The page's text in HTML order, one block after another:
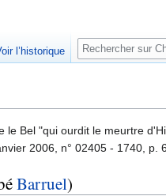
Bel "qui ourdit le meurtre
2006, n° 02405 - 1740, p.
Barruel)
l’historique
Rechercher